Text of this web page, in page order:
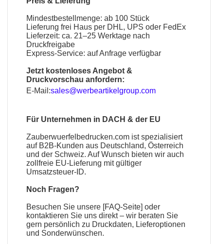
Mindestbestellmenge: ab 100 Stück
Lieferung frei Haus per DHL, UPS oder FedEx
Lieferzeit: ca. 21–25 Werktage nach
Druckfreigabe
Express-Service: auf Anfrage verfügbar
Jetzt kostenloses Angebot &
Druckvorschau anfordern:
E-Mail:sales@werbeartikelgroup.com
Für Unternehmen in DACH & der EU
Zauberwuerfelbedrucken.com ist spezialisiert
auf B2B-Kunden aus Deutschland, Österreich
und der Schweiz. Auf Wunsch bieten wir auch
zollfreie EU-Lieferung mit gültiger
Umsatzsteuer-ID.
Noch Fragen?
Besuchen Sie unsere [FAQ-Seite] oder
kontaktieren Sie uns direkt – wir beraten Sie
gern persönlich zu Druckdaten, Lieferoptionen
und Sonderwünschen.